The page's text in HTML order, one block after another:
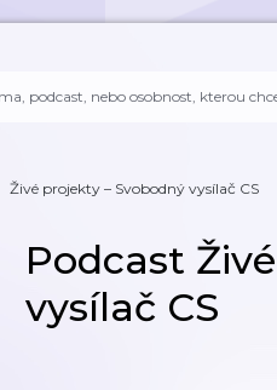
Živé projekty – Svobodný vysílač CS
Podcast
vysílač CS